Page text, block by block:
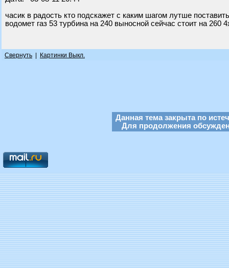
часик в радость кто подскажет с каким шагом лутше
водомет газ 53 турбина на 240 выносной сейчас стоит на 260
Свернуть Картинки Выкл.
Данная тема закрыта по
Для продолжения